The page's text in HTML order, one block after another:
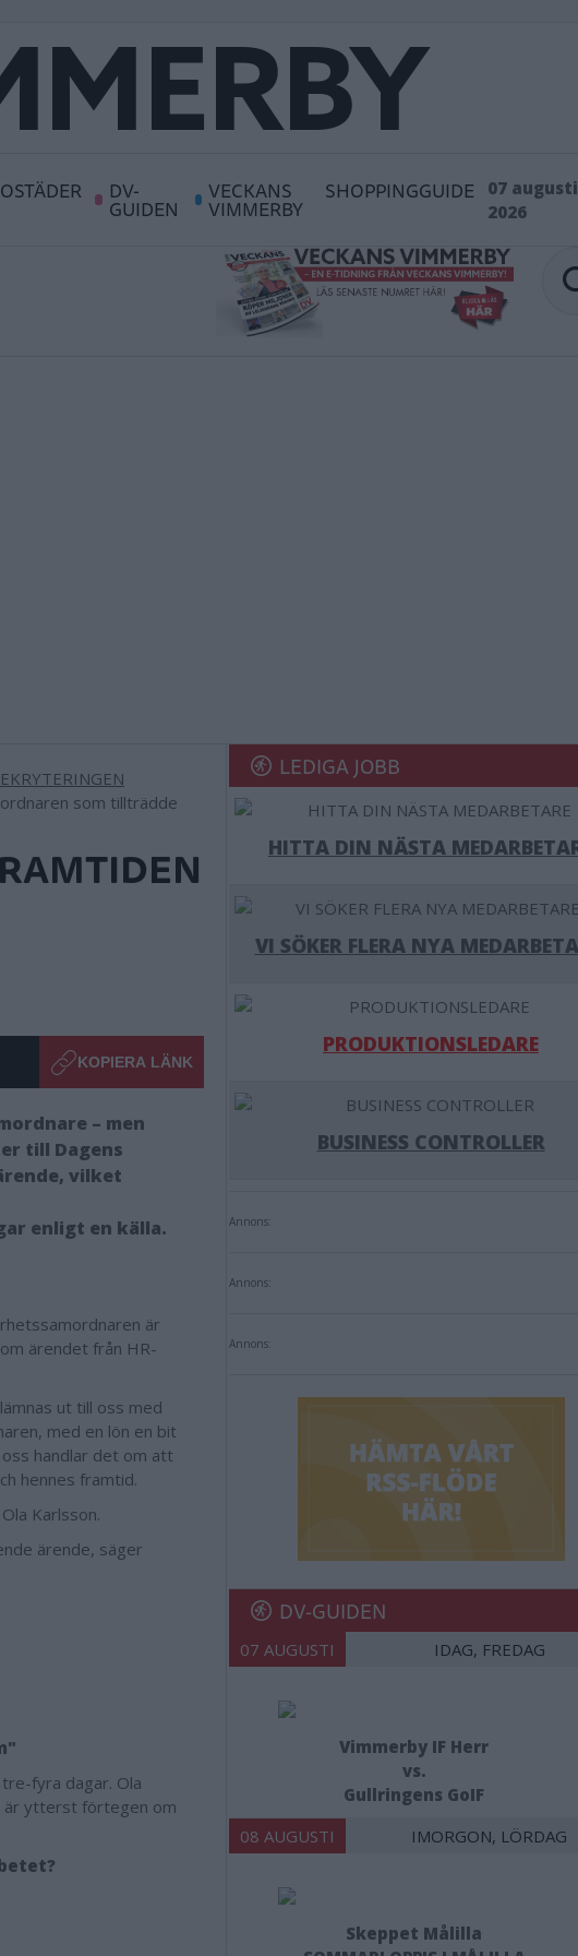
DV-
GUIDEN
VECKANS
VIMMERBY
SHOPPINGGUIDE
07 augusti
2026
som tillträdde
KOPIERA LÄNK
– men
till Dagens
vilket
enligt en källa.
är
ärendet från HR-
ut till oss med
med en lön en bit
handlar det om att
hennes framtid.
Karlsson.
ärende, säger
fyra dagar. Ola
är ytterst förtegen om
LEDIGA JOBB
HITTA DIN NÄSTA
VI SÖKER FLERA NYA
PRODUKTIONSLEDARE
BUSINESS CONTROLLER
Annons:
Annons:
Annons:
DV-GUIDEN
07 AUGUSTI IDAG, FREDAG
Vimmerby IF Herr
vs.
Gullringens GoIF
08 AUGUSTI IMORGON, LÖRDAG
Skeppet Målilla